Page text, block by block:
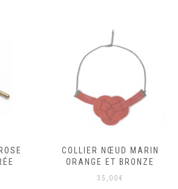
COLLIER NŒUD MARIN
ORANGE ET BRONZE
BAGUE